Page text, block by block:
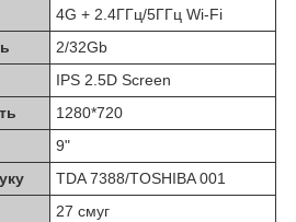
4G + 2.4ГГц/5ГГц Wi-Fi
2/32Gb
IPS 2.5D Screen
1280*720
9"
TDA 7388/TOSHIBA 001
27 смуг